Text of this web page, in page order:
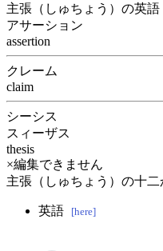
主張（しゅちょう）の英語
アサーション
assertion
クレーム
claim
シーシス
スィーザス
thesis
×編集できません
主張（しゅちょう）の十二
英語 [here]